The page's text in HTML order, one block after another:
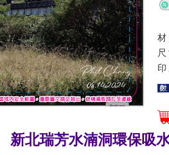
印
新北瑞芳水湳洞環保吸